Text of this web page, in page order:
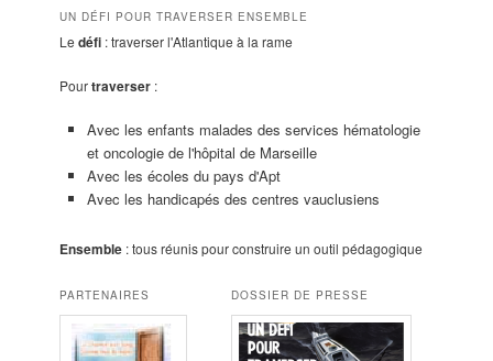
UN DÉFI POUR TRAVERSER ENSEMBLE
Ledéfi : traverser l'Atlantique à la rame
Pourtraverser :
Avec les enfants malades des services hématologie
et oncologie de l'hôpital de Marseille
Avec les écoles du pays d'Apt
Avec les handicapés des centres vauclusiens
Ensemble : tous réunis pour construire un outil pédagogique
PARTENAIRES DOSSIER DE PRESSE